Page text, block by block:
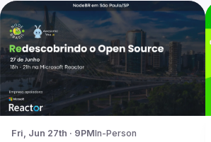
Fri, Jun 27th · 9PMIn-Person